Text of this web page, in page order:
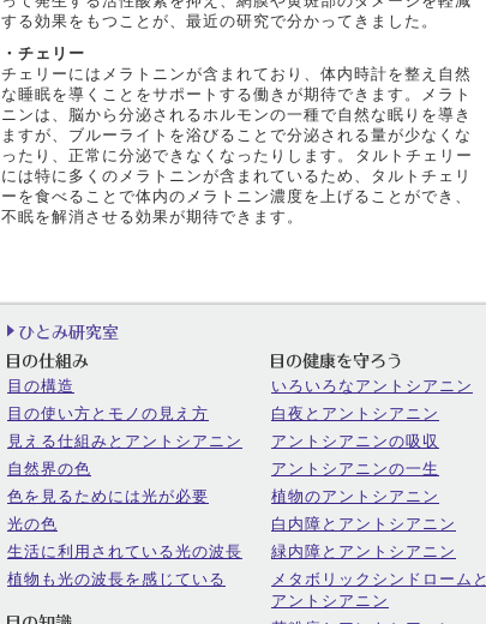
する効果をもつことが、最近の研究で分かってきました。
・チェリー
チェリーにはメラトニンが含まれており、体内時計を整え自然
な睡眠を導くことをサポートする働きが期待できます。メラト
ニンは、脳から分泌されるホルモンの一種で自然な眠りを導き
ますが、ブルーライトを浴びることで分泌される量が少なくな
ったり、正常に分泌できなくなったりします。 タルトチェリー
には特に多くのメラトニンが含まれているため、タルトチェリ
ーを食べることで体内のメラトニン濃度を上げることができ、
不眠を解消させる効果が期待できます。
目の構造
目の使い方とモノの見え方
見える仕組みとアントシアニン
自然界の色
色を見るためには光が必要
光の色
生活に利用されている光の波長
植物も光の波長を感じている
いろいろなアントシアニン
白夜とアントシアニン
アントシアニンの吸収
アントシアニンの一生
植物のアントシアニン
白内障とアントシアニン
緑内障とアントシアニン
メタボリックシンドロームと
アントシアニン